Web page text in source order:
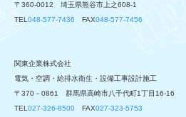
〒360-0012 埼玉県熊谷市上之608-1
TEL048-577-7436 FAX048-577-7456
関東企業株式会社
電気・空調・給排水衛生・設備工事設計施工
〒370－0861 群馬県高崎市八千代町1丁目16-16
TEL027-326-8500 FAX027-323-5753